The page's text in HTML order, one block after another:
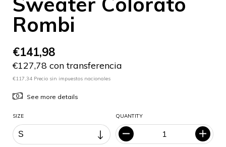
Rombi
€141,98
€127,78 con transferencia
€117,34 Precio sin impuestos nacionales
See more details
SIZE QUANTITY